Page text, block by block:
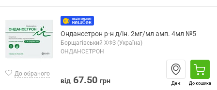
До обраного
Ондансетрон р-н д/ін. 2мг/мл амп. 4мл №5
Борщагівський ХФЗ (Україна)
ОНДАНСЕТРОН
від 67.50 грн Де є До кошика